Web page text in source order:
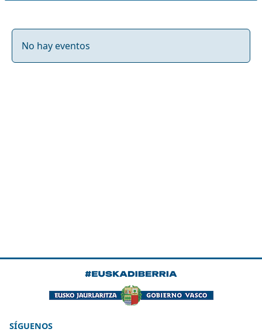
No hay eventos
SÍGUENOS